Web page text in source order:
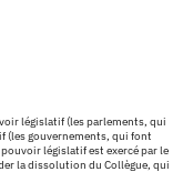
législatif (les parlements, qui
(les gouvernements, qui font
législatif est exercé par le
la dissolution du Collègue, qui